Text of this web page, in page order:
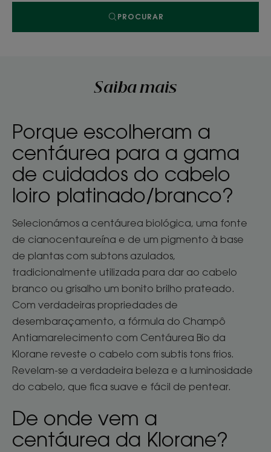
PROCURAR
Saiba mais
Porque escolheram a
centáurea para a gama
de cuidados do cabelo
loiro platinado/branco?
Selecionámos a centáurea biológica, uma fonte
de cianocentaureína e de um pigmento à base
de plantas com subtons azulados,
tradicionalmente utilizada para dar ao cabelo
branco ou grisalho um bonito brilho prateado.
Com verdadeiras propriedades de
desembaraçamento, a fórmula do Champô
Antiamarelecimento com Centáurea Bio da
Klorane reveste o cabelo com subtis tons frios.
Revelam-se a verdadeira beleza e a luminosidade
do cabelo, que fica suave e fácil de pentear.
De onde vem a
centáurea da Klorane?